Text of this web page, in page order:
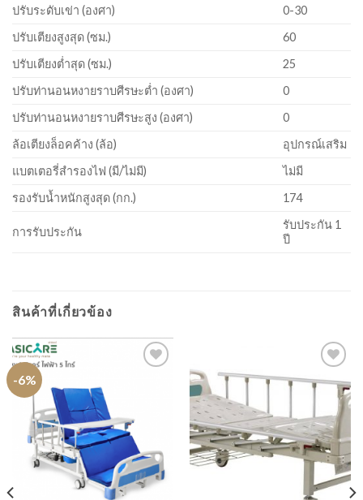
ปรับระดับเข่า (องศา)
0-30
ปรับเตียงสูงสุด (ซม.)
60
ปรับเตียงต่ำสุด (ซม.)
25
ปรับท่านอนหงายราบศีรษะตํ่า (องศา)
0
ปรับท่านอนหงายราบศีรษะสูง (องศา)
0
ล้อเตียงล็อคค้าง (ล้อ)
อุปกรณ์เสริม
แบตเตอรี่สำรองไฟ (มี/ไม่มี)
ไม่มี
รองรับน้ำหนักสูงสุด (กก.)
174
การรับประกัน
รับประกัน 1
ปี
สินค้าที่เกี่ยวข้อง
-6%